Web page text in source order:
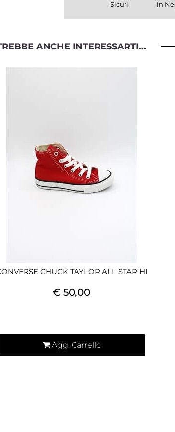
Sicuri
in
ANCHE INTERESSARTI...
CHUCK TAYLOR ALL STAR HI
€ 50,00
Agg. Carrello